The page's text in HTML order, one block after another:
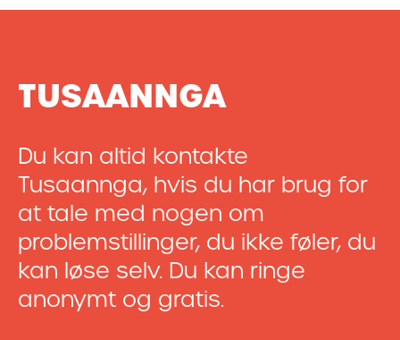
TUSAANNGA
Du kan altid kontakte
Tusaannga, hvis du har brug for
at tale med nogen om
problemstillinger, du ikke føler, du
kan løse selv. Du kan ringe
anonymt og gratis.